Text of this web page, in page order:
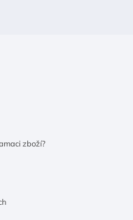
zboží?